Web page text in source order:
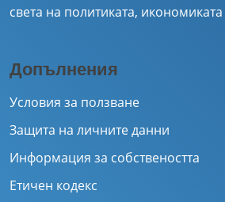
света на политиката,
Допълнения
Условия за ползване
Защита на личните данни
Информация за собствеността
Етичен кодекс